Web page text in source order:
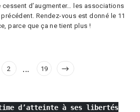
d’augmenter… les associations
Rendez-vous est donné le 11
parce que ça ne tient plus !
Pagination
Page
2 … Page
19
d’atteinte à ses libertés